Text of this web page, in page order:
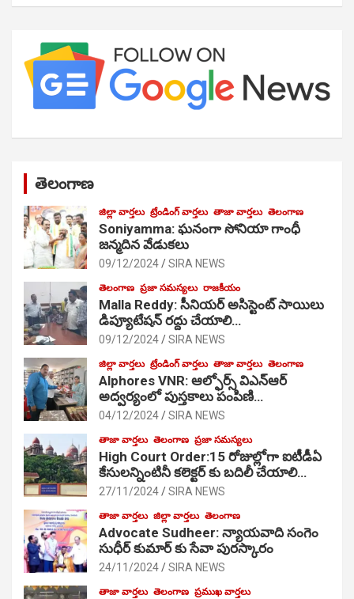
తెలంగాణ
జిల్లా వార్తలు ట్రేండింగ్ వార్తలు తాజా వార్తలు తెలంగాణ
Soniyamma: ఘ‌నంగా సోనియా గాంధీ
జ‌న్మ‌దిన వేడుక‌లు
09/12/2024 SIRA NEWS
తెలంగాణ ప్రజా సమస్యలు రాజకీయం
Malla Reddy: సీనియర్ అసిస్టెంట్ సాయిలు
డిప్యూటేషన్ రద్దు చేయాలి…
09/12/2024 SIRA NEWS
జిల్లా వార్తలు ట్రేండింగ్ వార్తలు తాజా వార్తలు తెలంగాణ
Alphores VNR: ఆల్ఫోర్స్ విఎన్ఆర్
అద్వర్యంలో పుస్తకాలు పంపిణి…
04/12/2024 SIRA NEWS
తాజా వార్తలు తెలంగాణ ప్రజా సమస్యలు
High Court Order:15 రోజుల్లోగా ఐటీడీఏ
కేసులన్నింటినీ కలెక్టర్ కు బదిలీ చేయాలి…
27/11/2024 SIRA NEWS
తాజా వార్తలు జిల్లా వార్తలు తెలంగాణ
Advocate Sudheer: న్యాయవాది సంగెం
సుధీర్ కుమార్ కు సేవా పురస్కారం
24/11/2024 SIRA NEWS
తాజా వార్తలు తెలంగాణ ప్రముఖ వార్తలు